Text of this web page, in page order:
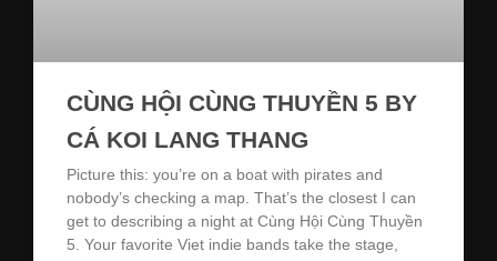
CÙNG HỘI CÙNG THUYỀN 5 BY
CÁ KOI LANG THANG
Picture this: you’re on a boat with pirates and
nobody’s checking a map. That’s the closest I can
get to describing a night at Cùng Hội Cùng Thuyền
5. Your favorite Viet indie bands take the stage,